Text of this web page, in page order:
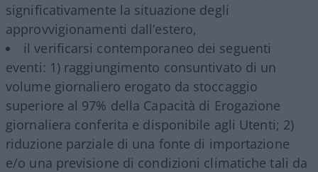
significativamente la situazione degli
approvvigionamenti dall’estero,
il verificarsi contemporaneo dei seguenti
eventi: 1) raggiungimento consuntivato di un
volume giornaliero erogato da stoccaggio
superiore al 97% della Capacità di Erogazione
giornaliera conferita e disponibile agli Utenti; 2)
riduzione parziale di una fonte di importazione
e/o una previsione di condizioni climatiche tali da